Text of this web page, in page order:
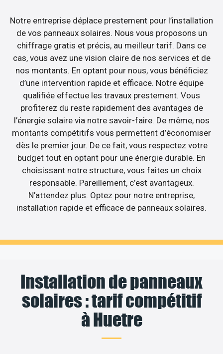
Notre entreprise déplace prestement pour l’installation
de vos panneaux solaires. Nous vous proposons un
chiffrage gratis et précis, au meilleur tarif. Dans ce
cas, vous avez une vision claire de nos services et de
nos montants. En optant pour nous, vous bénéficiez
d’une intervention rapide et efficace. Notre équipe
qualifiée effectue les travaux prestement. Vous
profiterez du reste rapidement des avantages de
l’énergie solaire via notre savoir-faire. De même, nos
montants compétitifs vous permettent d’économiser
dès le premier jour. De ce fait, vous respectez votre
budget tout en optant pour une énergie durable. En
choisissant notre structure, vous faites un choix
responsable. Pareillement, c’est avantageux.
N’attendez plus. Optez pour notre entreprise,
installation rapide et efficace de panneaux solaires.
Installation de panneaux
solaires : tarif compétitif
à Huetre